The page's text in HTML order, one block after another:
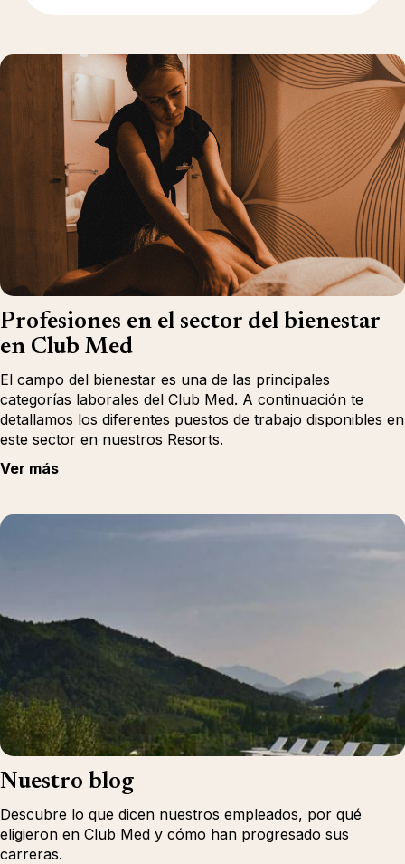
Profesiones en el sector del bienestar
en Club Med
El campo del bienestar es una de las principales
categorías laborales del Club Med. A continuación te
detallamos los diferentes puestos de trabajo disponibles en
este sector en nuestros Resorts.
Ver más
Nuestro blog
Descubre lo que dicen nuestros empleados, por qué
eligieron en Club Med y cómo han progresado sus
carreras.